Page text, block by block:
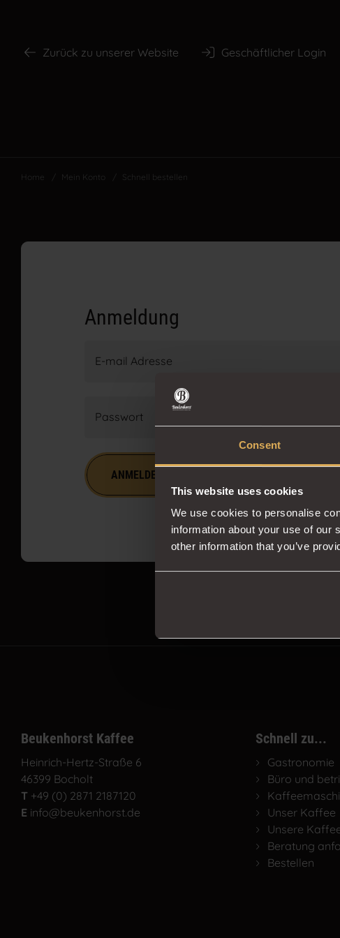
Consent
This website uses cookies
We use cookies to personalise
information about your use of our
other information that you’ve
Zurück zu unserer Website Geschäftlicher Login
Home Mein Konto Schnell bestellen
Anmeldung
E-mail Adresse
Passwort
ANMELDEN
Beukenhorst Kaffee
Heinrich-Hertz-Straße 6
46399 Bocholt
T +49 (0) 2871 2187120
E info@beukenhorst.de
Schnell zu...
Gastronomie
Büro und
Unser Kaffee
Unsere
Beratung
Bestellen